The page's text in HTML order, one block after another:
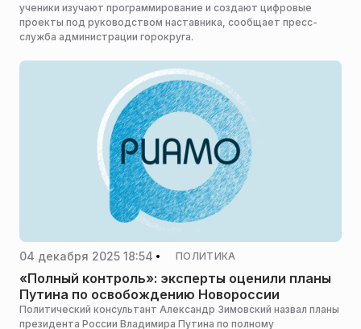
ученики изучают программирование и создают цифровые
проекты под руководством наставника, сообщает пресс-
служба администрации горокруга.
04 декабря 2025 18:54 ПОЛИТИКА
«Полный контроль»: эксперты оценили планы
Путина по освобождению Новороссии
Политический консультант Александр Зимовский назвал планы
президента России Владимира Путина по полному